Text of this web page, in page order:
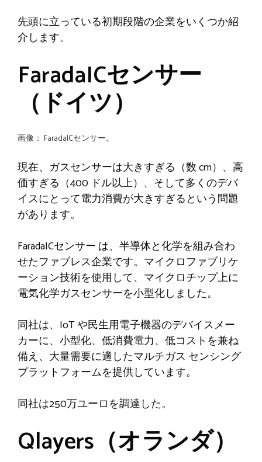
先頭に立っている初期段階の企業をいくつか紹
介します。
FaradaICセンサー
（ドイツ）
画像： FaradaICセンサー。
現在、ガスセンサーは大きすぎる（数 cm）、高
価すぎる（400 ドル以上）、そして多くのデバ
イスにとって電力消費が大きすぎるという問題
があります。
FaradaICセンサー は、半導体と化学を組み合わ
せたファブレス企業です。マイクロファブリケ
ーション技術を使用して、マイクロチップ上に
電気化学ガスセンサーを小型化しました。
同社は、IoT や民生用電子機器のデバイスメー
カーに、小型化、低消費電力、低コストを兼ね
備え、大量需要に適したマルチガス センシング
プラットフォームを提供しています。
同社は250万ユーロを調達した。
Qlayers（オランダ）